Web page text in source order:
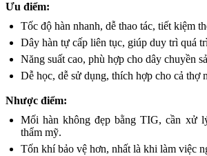
Ưu điểm:
Tốc độ hàn nhanh, dễ thao tác, tiết kiệm
Dây hàn tự cấp liên tục, giúp duy trì quá
Năng suất cao, phù hợp cho dây chuyền
Dễ học, dễ sử dụng, thích hợp cho cả thợ
Nhược điểm:
Mối hàn không đẹp bằng TIG, cần xử
thẩm mỹ.
Tốn khí bảo vệ hơn, nhất là khi làm việc